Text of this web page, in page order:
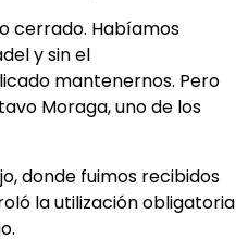
cerrado. Habíamos
y sin el
mantenernos. Pero
Moraga, uno de los
donde fuimos recibidos
la utilización obligatoria